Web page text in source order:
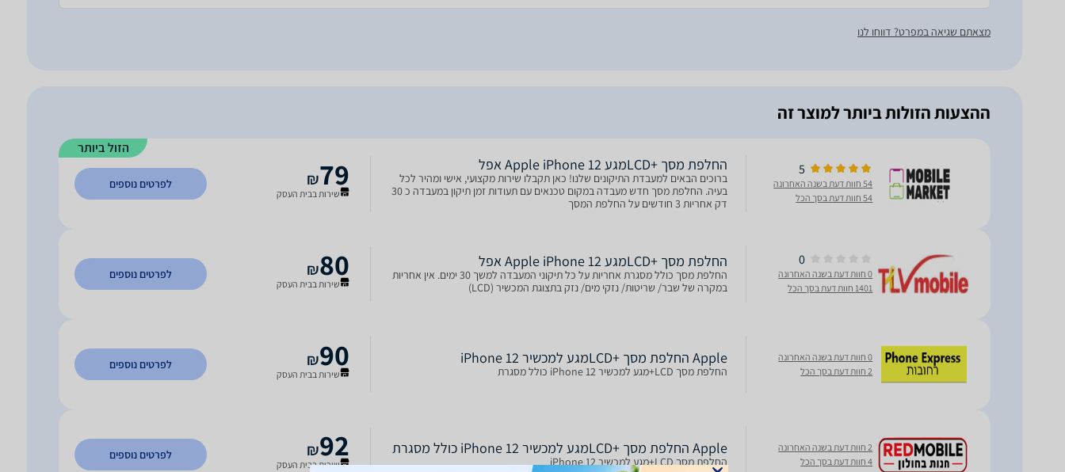
מצאתם שגיאה במפרט? דווחו לנו
ההצעות הזולות ביותר למוצר זה
הזול ביותר
5
54 חוות דעת בשנה האחרונה
54 חוות דעת בסך הכל
החלפת מסך LCD+‎מגע Apple iPhone 12 אפל
ברוכים הבאים למעבדת התיקונים שלנו! כאן תקבלו שירות מקצועי, אישי ומהיר לכל
בעיה. החלפת מסך חדש מעבדה במקום טכנאים עם תעודות זמן תיקון במעבדה כ 30
דק אחריות 3 חודשים על החלפת המסך
79
₪
שירות בבית העסק
לפרטים נוספים
0
0 חוות דעת בשנה האחרונה
1401 חוות דעת בסך הכל
החלפת מסך LCD+‎מגע Apple iPhone 12 אפל
החלפת מסך כולל מסגרת אחריות על כל תיקוני המעבדה למשך 30 ימים. אין אחריות
במקרה של שבר/ שריטות/ נזקי מים/ נזק בתצוגת המכשיר (LCD)
80
₪
שירות בבית העסק
לפרטים נוספים
0 חוות דעת בשנה האחרונה
2 חוות דעת בסך הכל
Apple החלפת מסך LCD+‎מגע למכשיר iPhone 12
החלפת מסך LCD+מגע למכשיר iPhone 12 כולל מסגרת 90
₪
שירות בבית העסק
לפרטים נוספים
2 חוות דעת בשנה האחרונה
4 חוות דעת בסך הכל
Apple החלפת מסך LCD+‎מגע למכשיר iPhone 12 כולל מסגרת
החלפת מסך LCD+מגע למכשיר iPhone 12 92
₪
שירות בבית העסק
לפרטים נוספים